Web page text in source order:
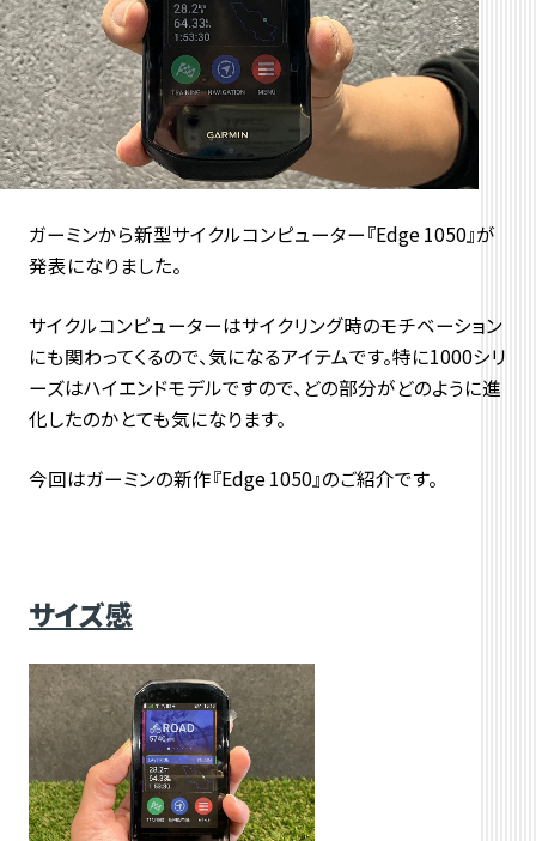
ガーミンから新型サイクルコンピューター『Edge 1050』が
発表になりました。
サイクルコンピューターはサイクリング時のモチベーション
にも関わってくるので、気になるアイテムです。特に1000シリ
ーズはハイエンドモデルですので、どの部分がどのように進
化したのかとても気になります。
今回はガーミンの新作『Edge 1050』のご紹介です。
サイズ感